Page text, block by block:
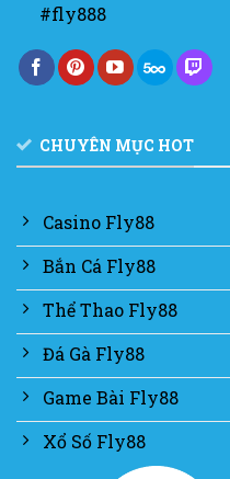
#fly888
CHUYÊN MỤC HOT
Casino Fly88
Bắn Cá Fly88
Thể Thao Fly88
Đá Gà Fly88
Game Bài Fly88
Xổ Số Fly88